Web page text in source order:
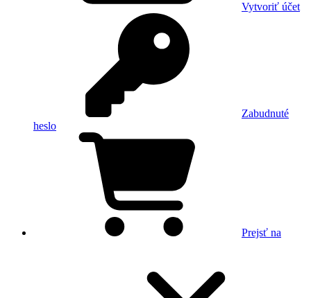
Vytvoriť účet
Zabudnuté
heslo
Prejsť na